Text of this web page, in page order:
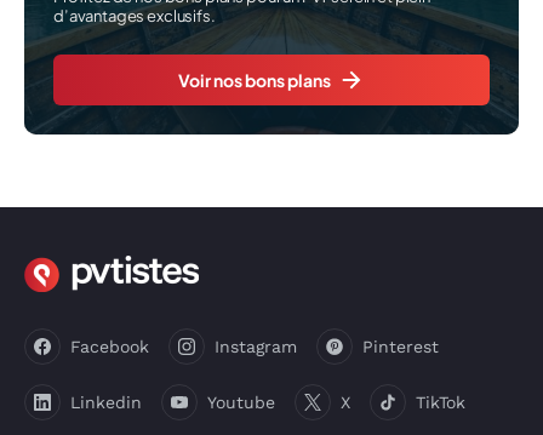
d’avantages exclusifs.
Voir nos bons plans
Facebook Instagram Pinterest
Linkedin Youtube X TikTok